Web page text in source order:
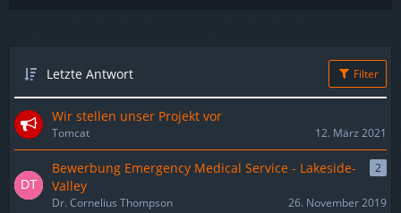
Letzte Antwort Filter
Wir stellen unser Projekt vor
Tomcat 12. März 2021
Bewerbung Emergency Medical Service - Lakeside-
Valley
2
Dr. Cornelius Thompson 26. November 2019